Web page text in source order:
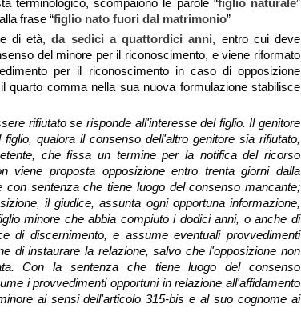
frase “figlio nato fuori dal matrimonio”
di età,da sedici a quattordici anni, entro cui deve
del minore per il riconoscimento, e viene riformato
per il riconoscimento in caso di opposizione
quarto comma nella sua nuova formulazione stabilisce
rifiutato se risponde all'interesse del figlio. Il genitore
qualora il consenso dell'altro genitore sia rifiutato,
che fissa un termine per la notifica del ricorso
viene proposta opposizione entro trenta giorni dalla
con sentenza che tiene luogo del consenso mancante;
il giudice, assunta ogni opportuna informazione,
minore che abbia compiuto i dodici anni, o anche di
di discernimento, e assume eventuali provvedimenti
di instaurare la relazione, salvo che l'opposizione non
Con la sentenza che tiene luogo del consenso
i provvedimenti opportuni in relazione all'affidamento
ai sensi dell'articolo 315-bis e al suo cognome ai